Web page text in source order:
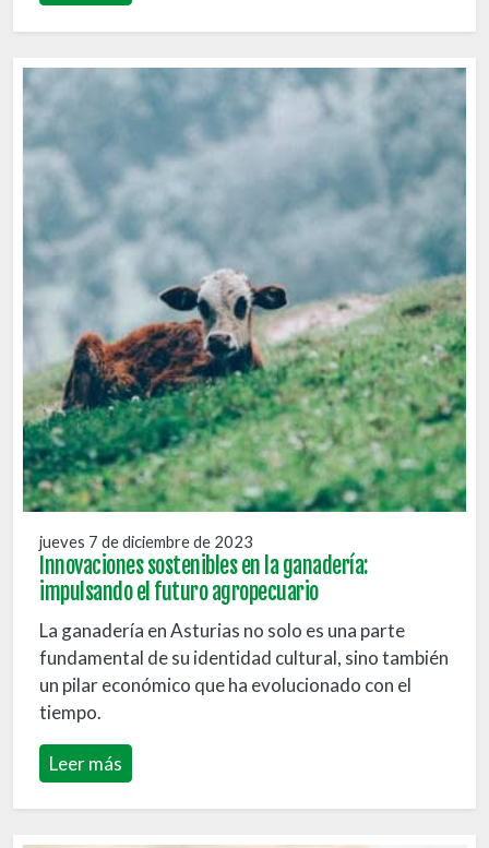
jueves 7 de diciembre de 2023
Innovaciones sostenibles en la ganadería:
impulsando el futuro agropecuario
La ganadería en Asturias no solo es una parte
fundamental de su identidad cultural, sino también
un pilar económico que ha evolucionado con el
tiempo.
Leer más